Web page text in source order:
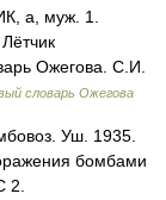
а, муж. 1.
Ожегова. С.И.
словарь Ожегова
Уш. 1935.
бомбами
2.